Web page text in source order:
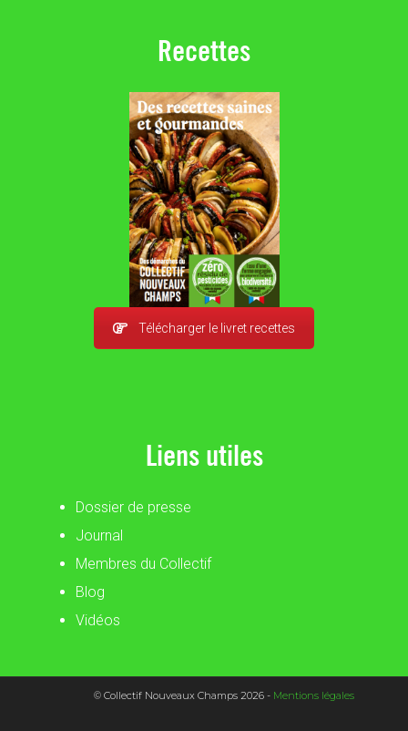
Recettes
Télécharger le livret recettes
Liens utiles
Dossier de presse
Journal
Membres du Collectif
Blog
Vidéos
© Collectif Nouveaux Champs 2026 - Mentions légales